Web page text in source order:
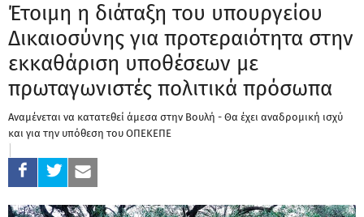
Έτοιμη η διάταξη του υπουργείου
Δικαιοσύνης για προτεραιότητα στην
εκκαθάριση υποθέσεων με
πρωταγωνιστές πολιτικά πρόσωπα
Αναμένεται να κατατεθεί άμεσα στην Βουλή - Θα έχει αναδρομική ισχύ
και για την υπόθεση του ΟΠΕΚΕΠΕ